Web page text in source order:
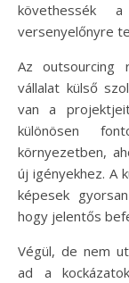
követhessék
versenyelőnyre
Az outsourcing
vállalat külső
van a
különösen
környezetben,
új igényekhez. A
képesek
hogy jelentős
Végül, de nem
ad a